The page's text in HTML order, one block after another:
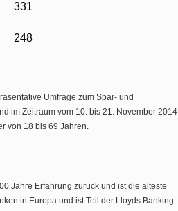
331
248
Umfrage zum Spar- und
im Zeitraum vom 10. bis 21. November 2014
von 18 bis 69 Jahren.
Jahre Erfahrung zurück und ist die älteste
in Europa und ist Teil der Lloyds Banking